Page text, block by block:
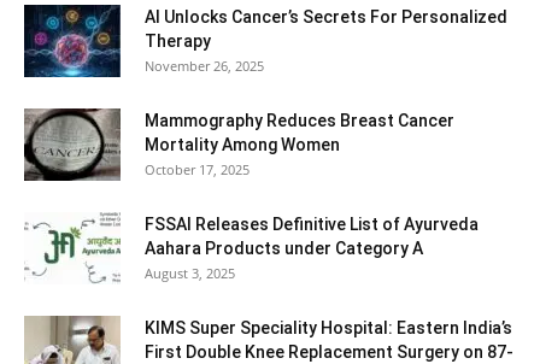
AI Unlocks Cancer’s Secrets For Personalized
Therapy
November 26, 2025
Mammography Reduces Breast Cancer
Mortality Among Women
October 17, 2025
FSSAI Releases Definitive List of Ayurveda
Aahara Products under Category A
August 3, 2025
KIMS Super Speciality Hospital: Eastern India’s
First Double Knee Replacement Surgery on 87-